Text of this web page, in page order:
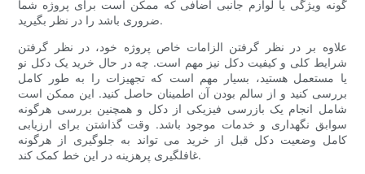
گونه ویژگی یا لوازم جانبی اضافی که ممکن است برای پروژه شما
ضروری باشد را در نظر بگیرید.
علاوه بر در نظر گرفتن الزامات خاص پروژه خود، در نظر گرفتن
شرایط کلی و کیفیت دکل نیز مهم است. چه در حال خرید یک دکل نو
یا مستعمل هستید، بسیار مهم است که تجهیزات را به طور کامل
بررسی کنید و از سالم بودن آن اطمینان حاصل کنید. این ممکن است
شامل انجام یک بازرسی فیزیکی از دکل و همچنین بررسی هرگونه
سوابق نگهداری و خدمات موجود باشد. وقت گذاشتن برای ارزیابی
کامل وضعیت دکل قبل از خرید می تواند به جلوگیری از هرگونه
غافلگیری پرهزینه در این خط کمک کند.